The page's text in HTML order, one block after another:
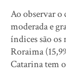
Ao observar
moderada e
índices são os
Roraima
Catarina tem